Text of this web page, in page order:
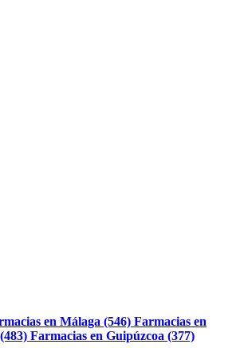
en Málaga (546) Farmacias en
Farmacias en Guipúzcoa (377)